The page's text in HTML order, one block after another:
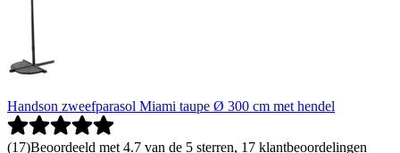
Handson zweefparasol Miami taupe Ø 300 cm met hendel
(17)Beoordeeld met 4.7 van de 5 sterren, 17 klantbeoordelingen